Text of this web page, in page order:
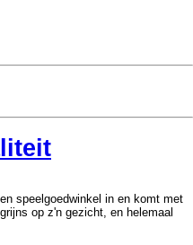
speelgoedwinkel in en komt met
op z'n gezicht, en helemaal